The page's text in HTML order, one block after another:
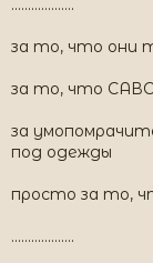
...................
за то, что они
за то, что
за
под одежды
просто за то,
...................